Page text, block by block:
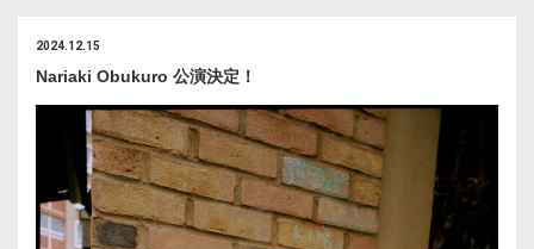
2024.12.15
Nariaki Obukuro 公演決定！